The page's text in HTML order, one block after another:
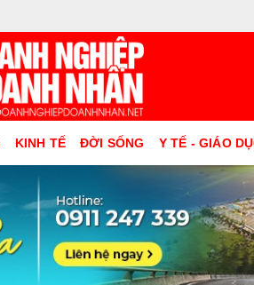
KINH TẾ ĐỜI SỐNG Y TẾ - GIÁO